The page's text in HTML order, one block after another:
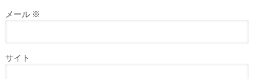
メール ※
サイト